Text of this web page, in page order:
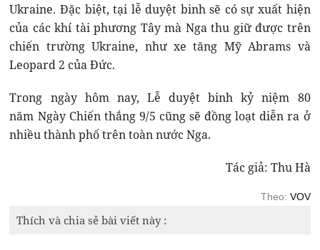
Ukraine. Đặc biệt, tại lễ duyệt binh sẽ có sự xuất hiện
của các khí tài phương Tây mà Nga thu giữ được trên
chiến trường Ukraine, như xe tăng Mỹ Abrams và
Leopard 2 của Đức.
Trong ngày hôm nay, Lễ duyệt binh kỷ niệm 80
năm Ngày Chiến thắng 9/5 cũng sẽ đồng loạt diễn ra ở
nhiều thành phố trên toàn nước Nga.
Tác giả: Thu Hà
Theo: VOV
Thích và chia sẻ bài viết này :